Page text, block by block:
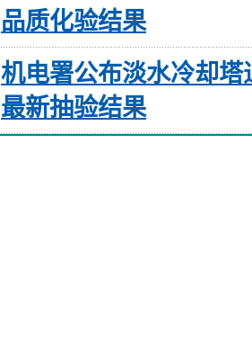
品质化验结果
机电署公布淡水冷却塔
最新抽验结果